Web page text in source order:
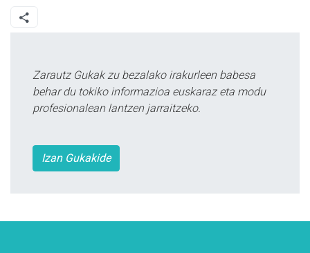
Zarautz Gukak zu bezalako irakurleen babesa
behar du tokiko informazioa euskaraz eta modu
profesionalean lantzen jarraitzeko.
Izan Gukakide